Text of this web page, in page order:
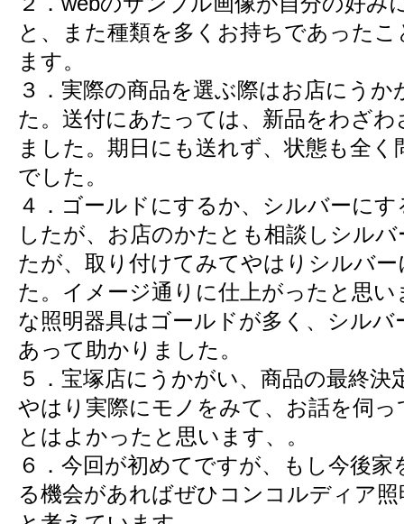
と、また種類を多くお持ちであった
ます。
３．実際の商品を選ぶ際はお店にうか
た。送付にあたっては、新品をわざ
ました。期日にも送れず、状態も全
でした。
４．ゴールドにするか、シルバーに
したが、お店のかたとも相談しシル
たが、取り付けてみてやはりシルバ
た。イメージ通りに仕上がったと思
な照明器具はゴールドが多く、シルバ
あって助かりました。
５．宝塚店にうかがい、商品の最終決
やはり実際にモノをみて、お話を伺
とはよかったと思います、。
６．今回が初めてですが、もし今後家
る機会があればぜひコンコルディア